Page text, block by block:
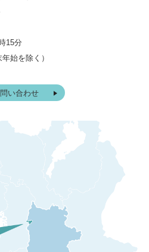
15分
始を除く）
い合わせ